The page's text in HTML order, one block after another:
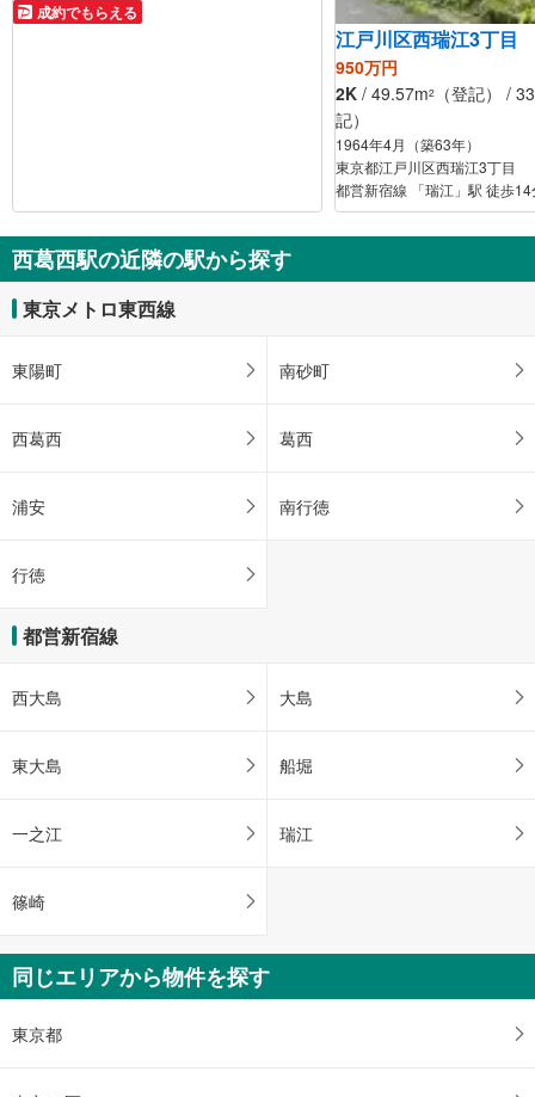
成約でもらえる
江戸川区西瑞江3丁目
950万円
2K / 49.57m2
（登記） /
記）
1964年4月（築63年）
東京都江戸川区西瑞江3丁目
都営新宿線 「瑞江」駅 徒歩14
西葛西駅の近隣の駅から探す
東京メトロ東西線
東陽町 南砂町
西葛西 葛西
浦安 南行徳
行徳
都営新宿線
西大島 大島
東大島 船堀
一之江 瑞江
篠崎
同じエリアから物件を探す
東京都